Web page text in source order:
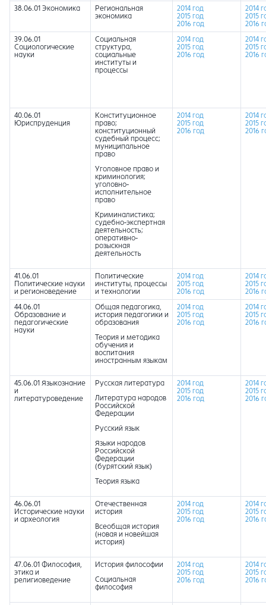
38.06.01 Экономика
Региональная
экономика
2014 год
2015 год
2016 год
2014
2015
2016
39.06.01
Социологические
науки
Социальная
структура,
социальные
институты и
процессы
2014 год
2015 год
2016 год
2014
2015
2016
40.06.01
Юриспруденция
Конституционное
право;
конституционный
судебный процесс;
муниципальное
право
Уголовное право и
криминология;
уголовно-
исполнительное
право
Криминалистика;
судебно-экспертная
деятельность;
оперативно-
розыскная
деятельность
2014 год
2015 год
2016 год
2014
2015
2016
41.06.01
Политические науки
и регионоведение
Политические
институты, процессы
и технологии
2014 год
2015 год
2016 год
2014
2015
2016
44.06.01
Образование и
педагогические
науки
Общая педагогика,
история педагогики и
образования
Теория и методика
обучения и
воспитания
иностранным языкам
2014 год
2015 год
2016 год
2014
2015
2016
45.06.01 Языкознание
и
литературоведение
Русская литература
Литература народов
Российской
Федерации
Русский язык
Языки народов
Российской
Федерации
(бурятский язык)
Теория языка
2014 год
2015 год
2016 год
2014
2015
2016
46.06.01
Исторические науки
и археология
Отечественная
история
Всеобщая история
(новая и новейшая
история)
2014 год
2015 год
2016 год
2014
2015
2016
47.06.01 Философия,
этика и
религиоведение
История философии
Социальная
философия
2014 год
2015 год
2016 год
2014
2015
2016